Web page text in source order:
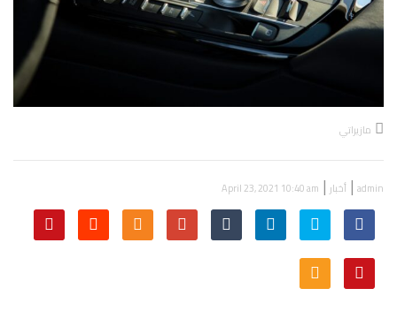
مازيراتي
admin
| أخبار|
April 23, 2021 10:40 am